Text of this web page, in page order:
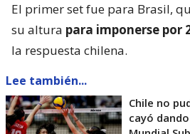
El primer set fue para Brasil,
su altura para imponerse por
la respuesta chilena.
Lee también...
Chile no
cayó